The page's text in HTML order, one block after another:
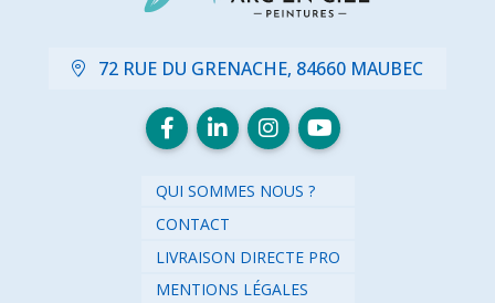
72 RUE DU GRENACHE, 84660 MAUBEC
QUI SOMMES NOUS ?
CONTACT
LIVRAISON DIRECTE PRO
MENTIONS LÉGALES